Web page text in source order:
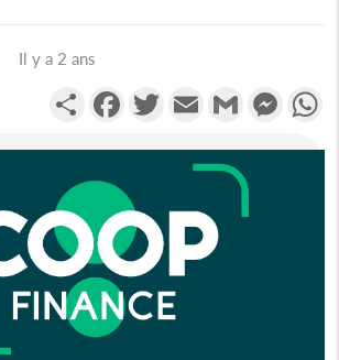
Il y a 2 ans
PartagerFacebookTwitterEmail Gmail